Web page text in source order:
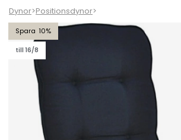
Dynor>Positionsdynor>
10
till 16/8
Positionsdyna woodline - marin